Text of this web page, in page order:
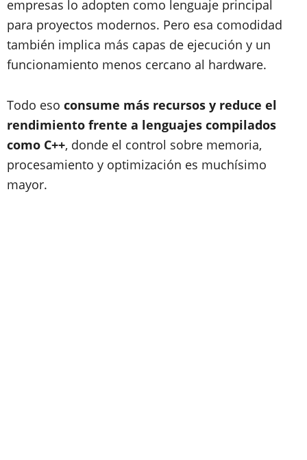
empresas lo adopten como lenguaje principal
para proyectos modernos. Pero esa comodidad
también implica más capas de ejecución y un
funcionamiento menos cercano al hardware.
Todo eso consume más recursos y reduce el
rendimiento frente a lenguajes compilados
como C++, donde el control sobre memoria,
procesamiento y optimización es muchísimo
mayor.